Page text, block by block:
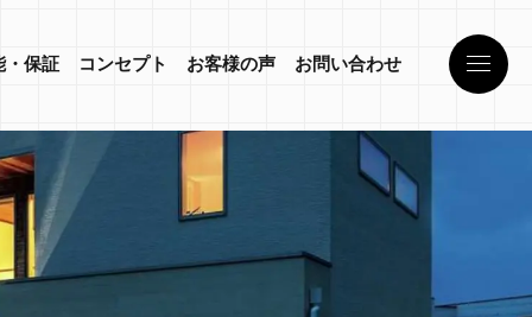
・保証 コンセプト お客様の声 お問い合わせ